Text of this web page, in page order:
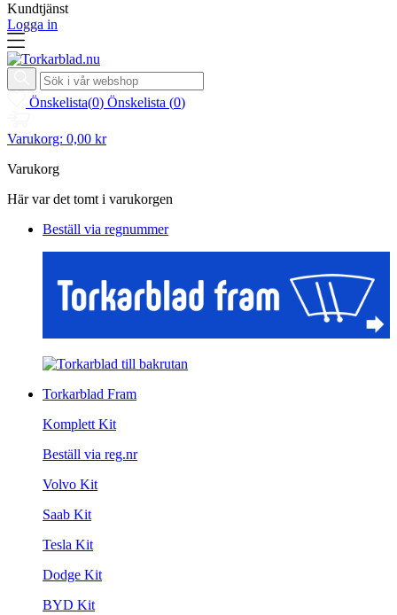
Kundtjänst
Logga in
Önskelista(0) Önskelista (0)
Varukorg: 0,00 kr
Varukorg
Här var det tomt i varukorgen
Beställ via regnummer
Torkarblad Fram
Komplett Kit
Beställ via reg.nr
Volvo Kit
Saab Kit
Tesla Kit
Dodge Kit
BYD Kit